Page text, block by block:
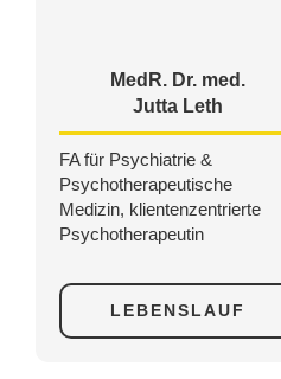
MedR. Dr. med.
Jutta Leth
FA für Psychiatrie &
Psychotherapeutische
Medizin, klientenzentrierte
Psychotherapeutin
LEBENSLAUF